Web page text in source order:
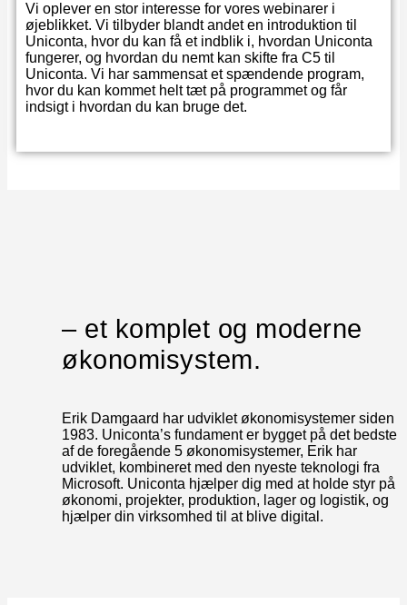
Vi oplever en stor interesse for vores webinarer i
øjeblikket. Vi tilbyder blandt andet en introduktion til
Uniconta, hvor du kan få et indblik i, hvordan Uniconta
fungerer, og hvordan du nemt kan skifte fra C5 til
Uniconta. Vi har sammensat et spændende program,
hvor du kan kommet helt tæt på programmet og får
indsigt i hvordan du kan bruge det.
– et komplet og moderne
økonomisystem.
Erik Damgaard har udviklet økonomisystemer siden
1983. Uniconta’s fundament er bygget på det bedste
af de foregående 5 økonomisystemer, Erik har
udviklet, kombineret med den nyeste teknologi fra
Microsoft. Uniconta hjælper dig med at holde styr på
økonomi, projekter, produktion, lager og logistik, og
hjælper din virksomhed til at blive digital.